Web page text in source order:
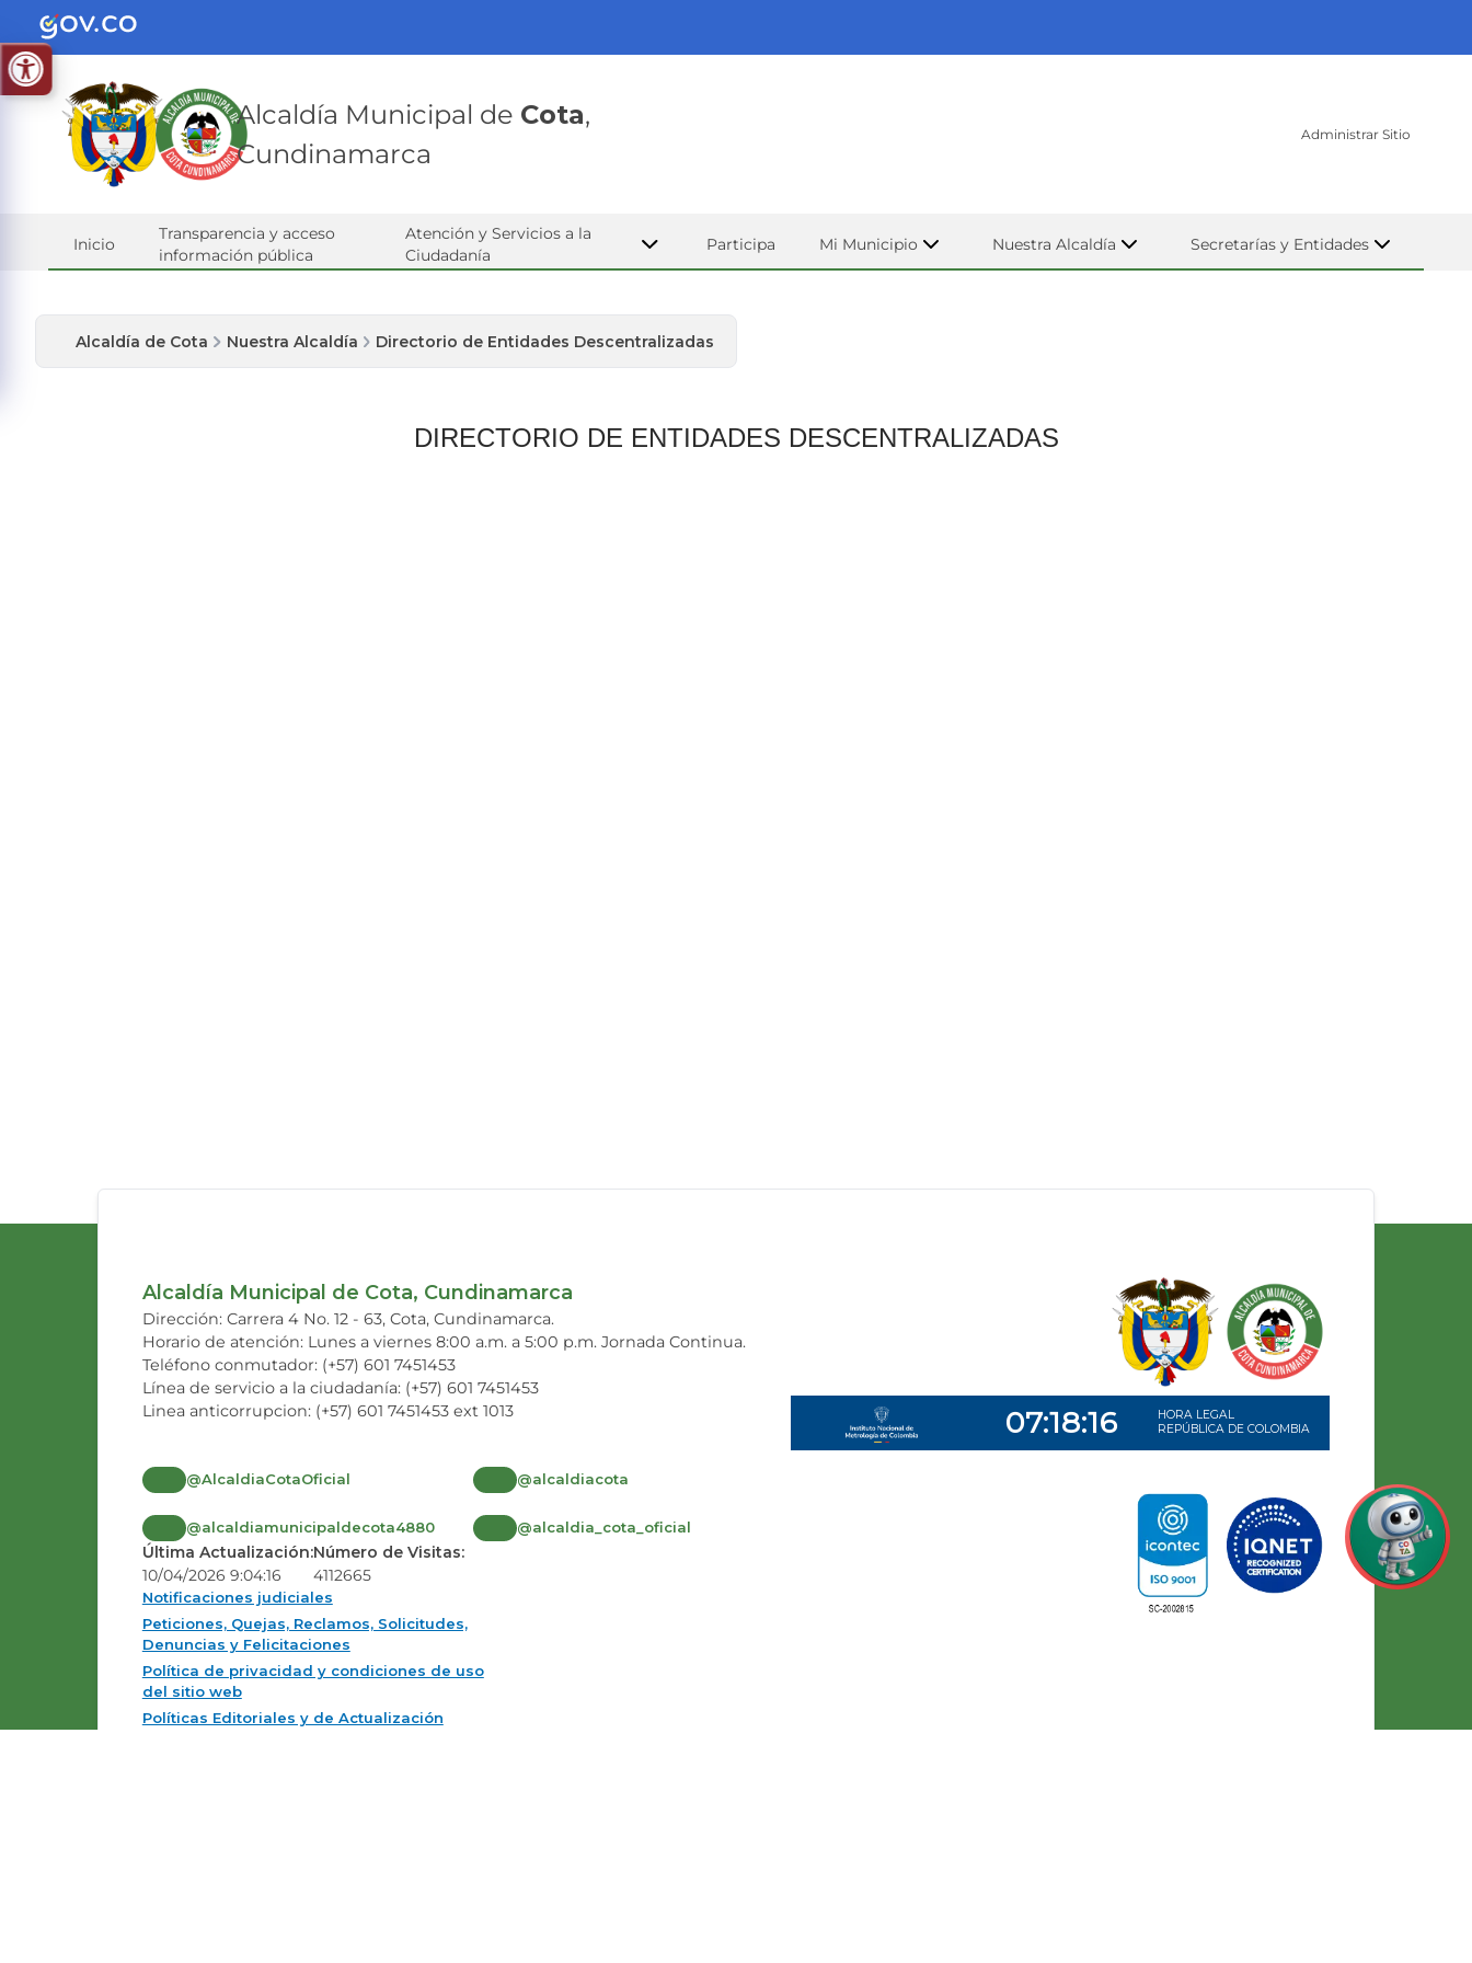
Alcaldía Municipal de Cota,
Cundinamarca
Administrar Sitio
Inicio
Transparencia y acceso
información pública
Atención y Servicios a la
Ciudadanía
Participa Mi Municipio Nuestra Alcaldía Secretarías y Entidades
Alcaldía de Cota Nuestra Alcaldía Directorio de Entidades Descentralizadas
DIRECTORIO DE ENTIDADES DESCENTRALIZADAS
Alcaldía Municipal de Cota, Cundinamarca
Dirección: Carrera 4 No. 12 - 63, Cota, Cundinamarca.
Horario de atención: Lunes a viernes 8:00 a.m. a 5:00 p.m. Jornada Continua.
Teléfono conmutador: (+57) 601 7451453
Línea de servicio a la ciudadanía: (+57) 601 7451453
Linea anticorrupcion: (+57) 601 7451453 ext 1013
@AlcaldiaCotaOficial @alcaldiacota
@alcaldiamunicipaldecota4880 @alcaldia_cota_oficial
Última Actualización:
10/04/2026 9:04:16
Número de Visitas:
4112665
Notificaciones judiciales
Peticiones, Quejas, Reclamos, Solicitudes,
Denuncias y Felicitaciones
Política de privacidad y condiciones de uso
del sitio web
Políticas Editoriales y de Actualización